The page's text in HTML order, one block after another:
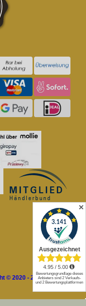
© 2020 - 2026 Rolladen
✕